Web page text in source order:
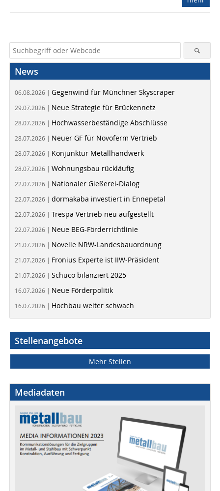
News
06.08.2026 | Gegenwind für Münchner Skyscraper
29.07.2026 | Neue Strategie für Brückennetz
28.07.2026 | Hochwasserbeständige Abschlüsse
28.07.2026 | Neuer GF für Novoferm Vertrieb
28.07.2026 | Konjunktur Metallhandwerk
28.07.2026 | Wohnungsbau rückläufig
22.07.2026 | Nationaler Gießerei-Dialog
22.07.2026 | dormakaba investiert in Ennepetal
22.07.2026 | Trespa Vertrieb neu aufgestellt
22.07.2026 | Neue BEG-Förderrichtlinie
21.07.2026 | Novelle NRW-Landesbauordnung
21.07.2026 | Fronius Experte ist IIW-Präsident
21.07.2026 | Schüco bilanziert 2025
16.07.2026 | Neue Förderpolitik
16.07.2026 | Hochbau weiter schwach
Stellenangebote
Mehr Stellen
Mediadaten